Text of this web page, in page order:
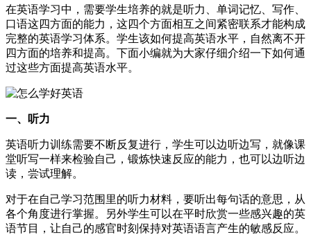
在英语学习中，需要学生培养的就是听力、单词记忆、写作、
口语这四方面的能力，这四个方面相互之间紧密联系才能构成
完整的英语学习体系。学生该如何提高英语水平，自然离不开
四方面的培养和提高。下面小编就为大家仔细介绍一下如何通
过这些方面提高英语水平。
一、听力
英语听力训练需要不断反复进行，学生可以边听边写，就像课
堂听写一样来检验自己，锻炼快速反应的能力，也可以边听边
读，尝试理解。
对于在自己学习范围里的听力材料，要听出每句话的意思，从
各个角度进行掌握。另外学生可以在平时欣赏一些感兴趣的英
语节目，让自己的感官时刻保持对英语语言产生的敏感反应。